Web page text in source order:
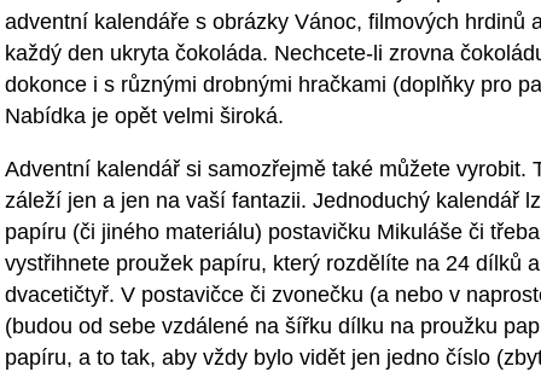
adventní kalendáře s obrázky Vánoc, filmových hrdinů
každý den ukryta čokoláda. Nechcete-li zrovna
dokonce i s různými drobnými hračkami (doplňky pro
Nabídka je opět velmi široká.
Adventní kalendář si samozřejmě také můžete vyrobit.
záleží jen a jen na vaší fantazii. Jednoduchý kalendář
papíru (či jiného materiálu) postavičku Mikuláše či
vystřihnete proužek papíru, který rozdělíte na 24 dílků
dvacetičtyř. V postavičce či zvonečku (a nebo v
(budou od sebe vzdálené na šířku dílku na proužku
papíru, a to tak, aby vždy bylo vidět jen jedno číslo